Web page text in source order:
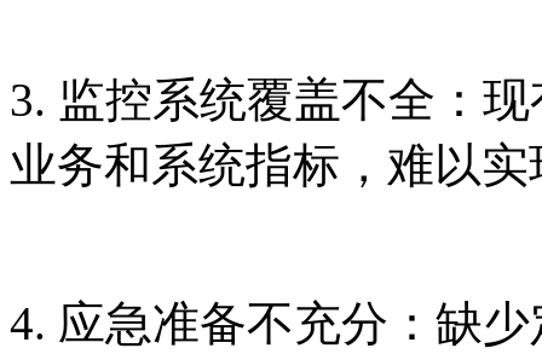
3. 监控系统覆盖不全
业务和系统指标，难
4. 应急准备不充分：